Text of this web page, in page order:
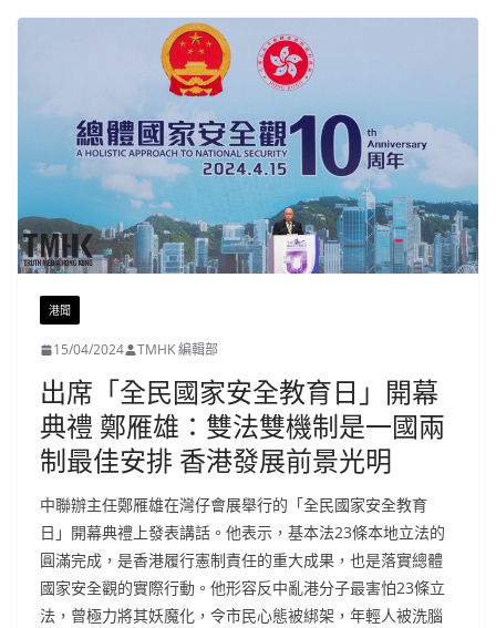
港聞
15/04/2024 TMHK 編輯部
出席「全民國家安全教育日」開幕
典禮 鄭雁雄：雙法雙機制是一國兩
制最佳安排 香港發展前景光明
中聯辦主任鄭雁雄在灣仔會展舉行的「全民國家安全教育
日」開幕典禮上發表講話。他表示，基本法23條本地立法的
圓滿完成，是香港履行憲制責任的重大成果，也是落實總體
國家安全觀的實際行動。他形容反中亂港分子最害怕23條立
法，曾極力將其妖魔化，令市民心態被綁架，年輕人被洗腦